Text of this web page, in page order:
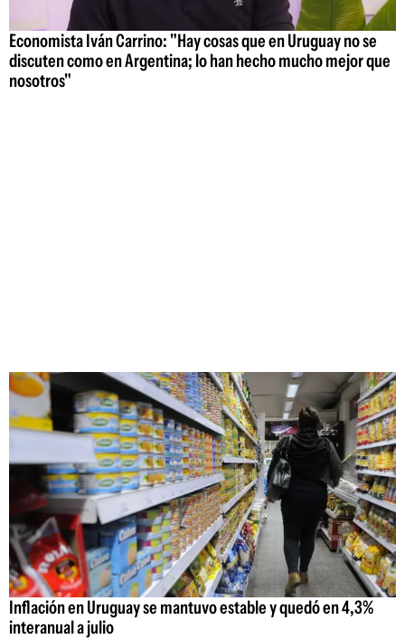
Economista Iván Carrino: "Hay cosas que en Uruguay no se
discuten como en Argentina; lo han hecho mucho mejor que
nosotros"
Inflación en Uruguay se mantuvo estable y quedó en 4,3%
interanual a julio